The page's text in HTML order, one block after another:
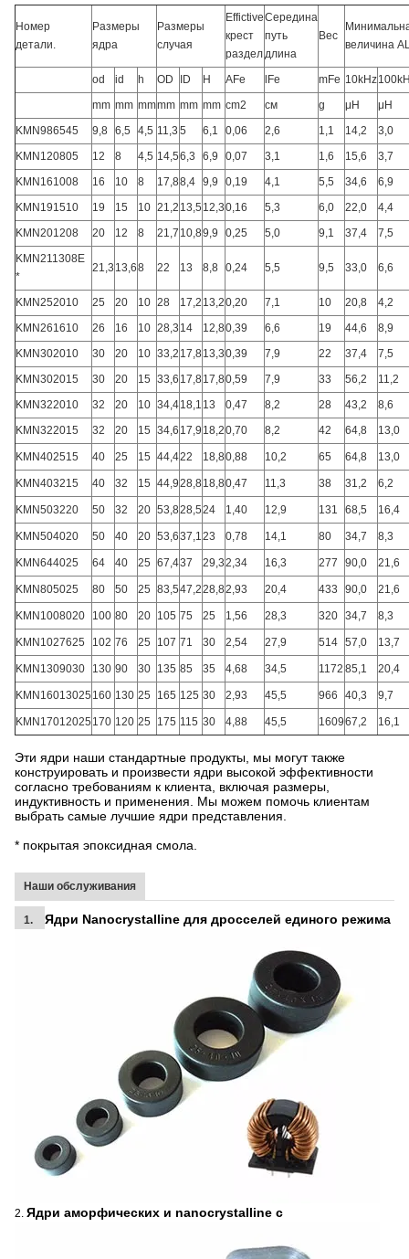
Номер
детали.
Размеры
ядра
Размеры
случая
Effictive
крест
раздел
Середина
путь
длина
Вес
величина
od id h OD ID H AFe lFe mFe 10kHz
mm mm mmmm mm mm cm2 см g μH
μH
KMN986545
9,8 6,5 4,5 11,3 5 6,1 0,06 2,6 1,1 14,2
3,0
KMN120805
12 8 4,5 14,56,3 6,9 0,07 3,1 1,6 15,6
3,7
KMN161008
16 10 8 17,88,4 9,9 0,19 4,1 5,5 34,6
6,9
KMN191510
19 15 10 21,2 13,5 12,30,16 5,3 6,0 22,0
4,4
KMN201208
20 12 8 21,7 10,89,9 0,25 5,0 9,1 37,4
7,5
KMN211308E
*
21,3 13,68 22 13 8,8 0,24 5,5 9,5 33,0 6,6
KMN252010 25 20 10 28 17,2 13,20,20 7,1 10 20,8
4,2
KMN261610
26 16 10 28,3 14 12,80,39 6,6 19 44,6
8,9
KMN302010
30 20 10 33,2 17,813,30,39 7,9 22 37,4
7,5
KMN302015
30 20 15 33,6 17,817,80,59 7,9 33 56,2
11,2
KMN322010
32 20 10 34,418,1 13 0,47 8,2 28 43,2
8,6
KMN322015
32 20 15 34,6 17,9 18,20,70 8,2 42 64,8 13,0
KMN402515 40 25 15 44,422 18,80,88 10,2 65 64,8 13,0
KMN403215 40 32 15 44,928,818,80,47 11,3 38 31,2 6,2
KMN503220 50 32 20 53,828,524 1,40 12,9 131 68,5 16,4
KMN504020 50 40 20 53,637,1 23 0,78 14,1 80 34,7 8,3
KMN644025 64 40 25 67,437 29,32,34 16,3 277 90,0 21,6
KMN805025 80 50 25 83,547,228,82,93 20,4 433 90,0 21,6
KMN1008020 100 80 20 105 75 25 1,56 28,3 320 34,7 8,3
KMN1027625 102 76 25 107 71 30 2,54 27,9 514 57,0 13,7
KMN1309030 130 90 30 135 85 35 4,68 34,5 1172 85,1 20,4
KMN16013025 160 130 25 165 125 30 2,93 45,5 966 40,3 9,7
KMN17012025 170 120 25 175 115 30 4,88 45,5 160967,2 16,1
Эти ядри наши стандартные продукты, мы могут также
конструировать и произвести ядри высокой эффективности
согласно требованиям к клиента, включая размеры,
индуктивность и применения. Мы можем помочь клиентам
выбрать самые лучшие ядри представления.
* покрытая эпоксидная смола.
Наши обслуживания
1. Ядри Nanocrystalline для дросселей единого режима
2. Ядри аморфических и nanocrystalline c